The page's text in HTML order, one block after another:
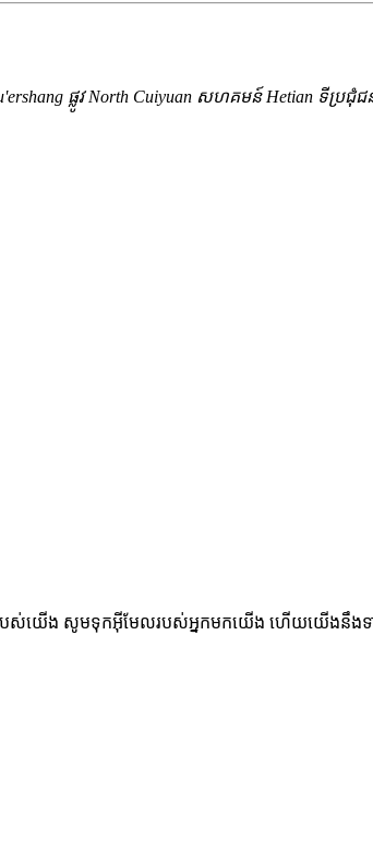
ផ្លូវ North Cuiyuan សហគមន៍ Hetian ទីប្រជុំ
ស់យើង សូមទុកអ៊ីមែលរបស់អ្នកមកយើង ហើយយើងនឹងទា